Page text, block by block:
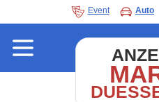
Event Auto